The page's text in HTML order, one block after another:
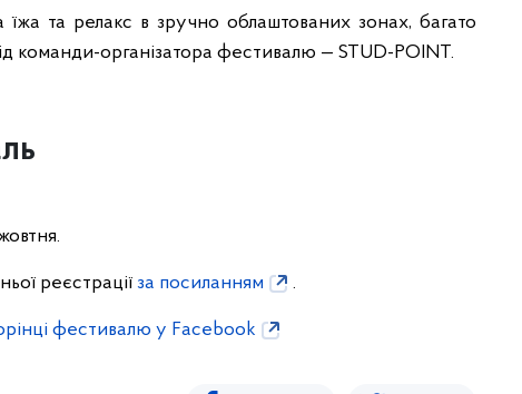
їжа та релакс в зручно облаштованих зонах, багато
команди-організатора фестивалю — STUD-POINT.
реєстрації за посиланням .
фестивалю у Facebook